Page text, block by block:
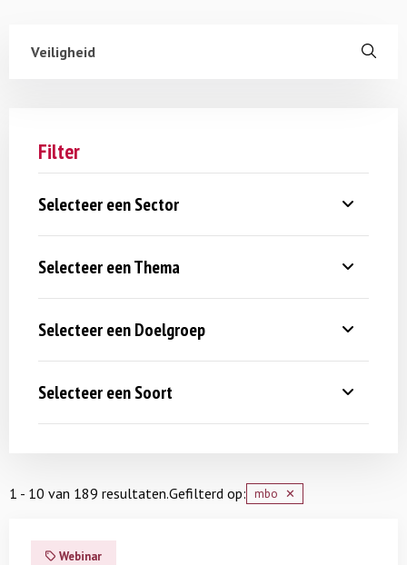
Filter
Selecteer een Sector
Selecteer een Thema
Selecteer een Doelgroep
Selecteer een Soort
1 - 10 van 189 resultaten.Gefilterd op: mbo ✕
Webinar